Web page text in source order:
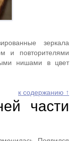
зеркала
и повторителями
нишами в цвет
к содержанию ↑
части